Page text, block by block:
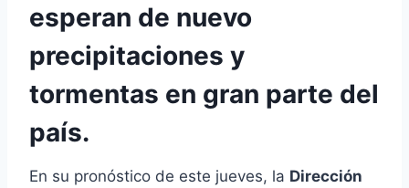
esperan de nuevo
precipitaciones y
tormentas en gran parte del
país.
En su pronóstico de este jueves, la Dirección